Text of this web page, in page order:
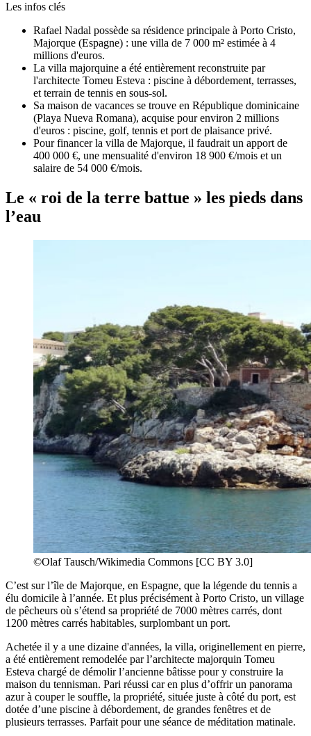
Les infos clés
Rafael Nadal possède sa résidence principale à Porto Cristo,
Majorque (Espagne) : une villa de 7 000 m² estimée à 4
millions d'euros.
La villa majorquine a été entièrement reconstruite par
l'architecte Tomeu Esteva : piscine à débordement, terrasses,
et terrain de tennis en sous-sol.
Sa maison de vacances se trouve en République dominicaine
(Playa Nueva Romana), acquise pour environ 2 millions
d'euros : piscine, golf, tennis et port de plaisance privé.
Pour financer la villa de Majorque, il faudrait un apport de
400 000 €, une mensualité d'environ 18 900 €/mois et un
salaire de 54 000 €/mois.
Le « roi de la terre battue » les pieds dans
l’eau
©Olaf Tausch/Wikimedia Commons [CC BY 3.0]
C’est sur l’île de Majorque, en Espagne, que la légende du tennis a
élu domicile à l’année. Et plus précisément à Porto Cristo, un village
de pêcheurs où s’étend sa propriété de 7000 mètres carrés, dont
1200 mètres carrés habitables, surplombant un port.
Achetée il y a une dizaine d'années, la villa, originellement en pierre,
a été entièrement remodelée par l’architecte majorquin Tomeu
Esteva chargé de démolir l’ancienne bâtisse pour y construire la
maison du tennisman. Pari réussi car en plus d’offrir un panorama
azur à couper le souffle, la propriété, située juste à côté du port, est
dotée d’une piscine à débordement, de grandes fenêtres et de
plusieurs terrasses. Parfait pour une séance de méditation matinale.